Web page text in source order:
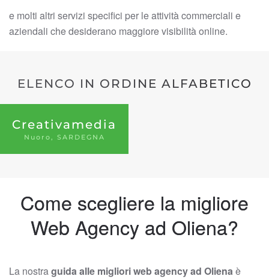
e molti altri servizi specifici per le attività commerciali e
aziendali che desiderano maggiore visibilità online.
ELENCO IN ORDINE ALFABETICO
Creativamedia
Nuoro, SARDEGNA
Come scegliere la migliore
Web Agency ad Oliena?
La nostraguida alle migliori web agency ad Olienaè